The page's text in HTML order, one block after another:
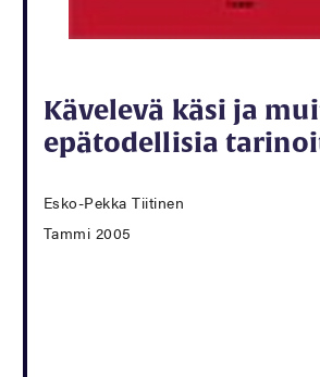
Kävelevä käsi ja
epätodellisia
Esko-Pekka Tiitinen
Tammi 2005